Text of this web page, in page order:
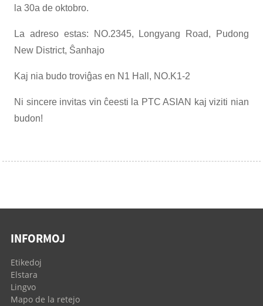
la 30a de oktobro.
La adreso estas: NO.2345, Longyang Road, Pudong
New District, Ŝanhajo
Kaj nia budo troviĝas en N1 Hall, NO.K1-2
Ni sincere invitas vin ĉeesti la PTC ASIAN kaj viziti nian
budon!
INFORMOJ
Etikedoj
Elstara
Lingvo
Mapo de la retejo